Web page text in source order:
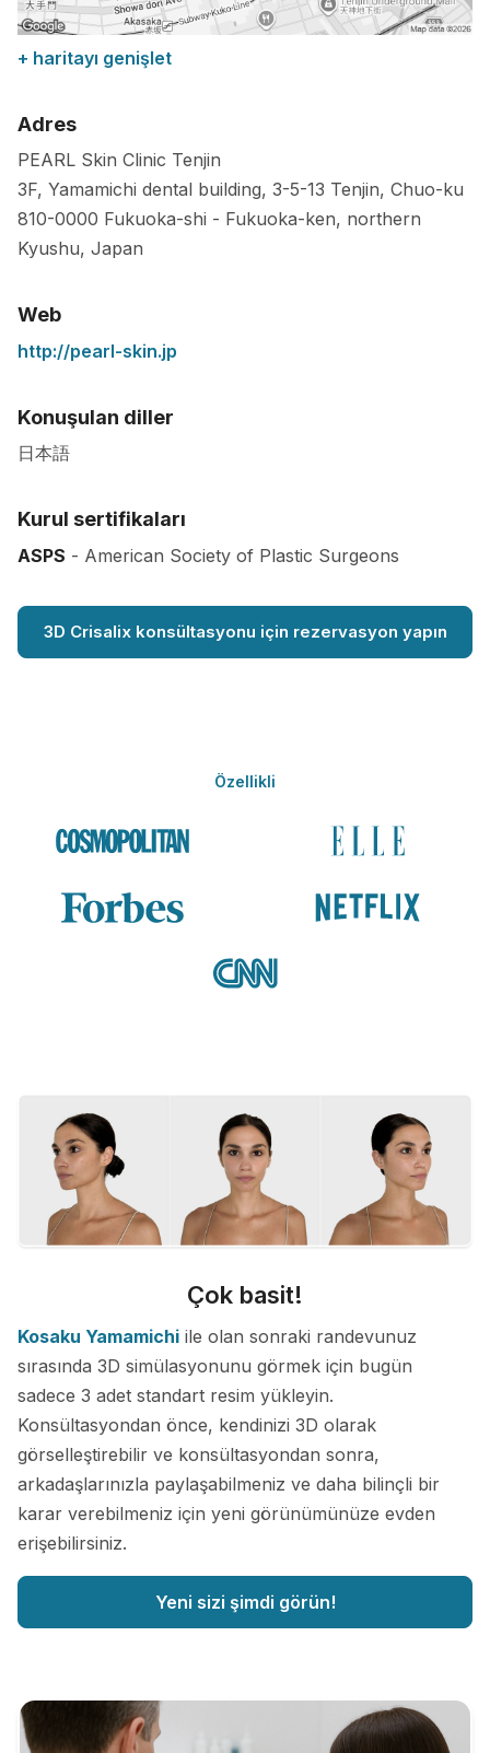
+ haritayı genişlet
Adres
PEARL Skin Clinic Tenjin
3F, Yamamichi dental building, 3-5-13 Tenjin, Chuo-ku
810-0000 Fukuoka-shi - Fukuoka-ken, northern
Kyushu, Japan
Web
http://pearl-skin.jp
Konuşulan diller
日本語
Kurul sertifikaları
ASPS - American Society of Plastic Surgeons
3D Crisalix konsültasyonu için rezervasyon yapın
Özellikli
Çok basit!
Kosaku Yamamichi ile olan sonraki randevunuz
sırasında 3D simülasyonunu görmek için bugün
sadece 3 adet standart resim yükleyin.
Konsültasyondan önce, kendinizi 3D olarak
görselleştirebilir ve konsültasyondan sonra,
arkadaşlarınızla paylaşabilmeniz ve daha bilinçli bir
karar verebilmeniz için yeni görünümünüze evden
erişebilirsiniz.
Yeni sizi şimdi görün!